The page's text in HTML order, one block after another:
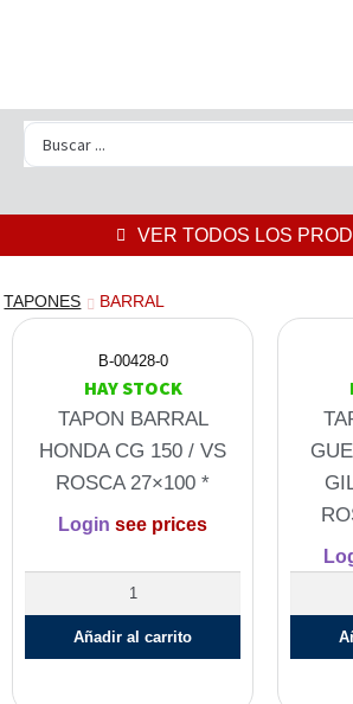
VER TODOS LOS
TAPONES BARRAL
B-00428-0
HAY STOCK
TAPON BARRAL
HONDA CG 150 / VS
ROSCA 27×100 *
Login see prices
Añadir al carrito